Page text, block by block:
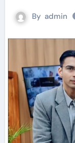
By admin